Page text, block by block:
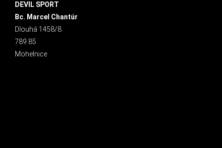
DEVIL SPORT
Bc. Marcel Chantúr
Dlouhá 1458/8
789 85
Mohelnice